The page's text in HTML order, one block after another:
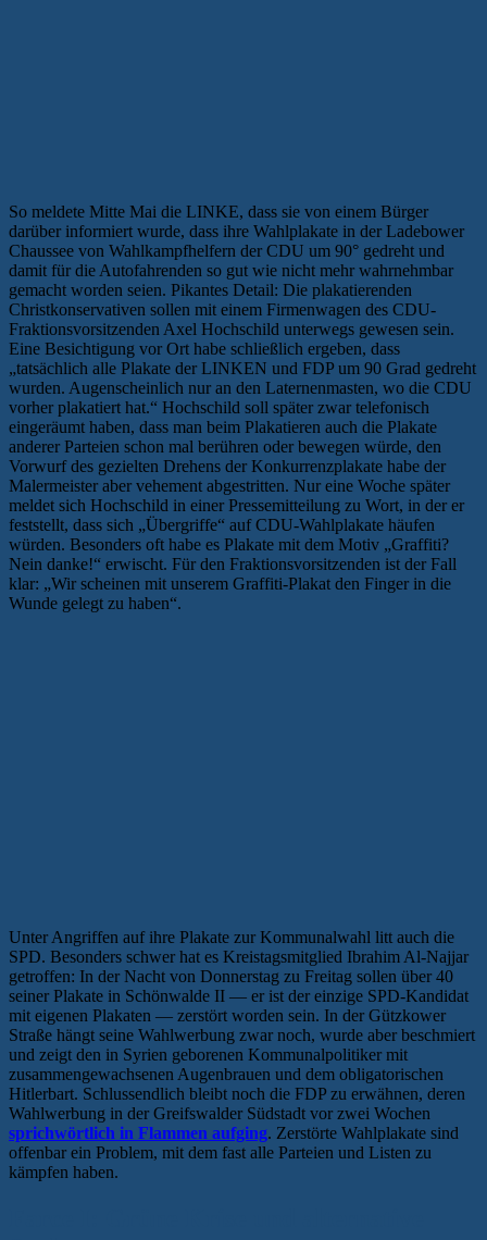
So meldete Mitte Mai die LINKE, dass sie von einem Bürger
darüber informiert wurde, dass ihre Wahlplakate in der Ladebower
Chaussee von Wahlkampfhelfern der CDU um 90° gedreht und
damit für die Autofahrenden so gut wie nicht mehr wahrnehmbar
gemacht worden seien. Pikantes Detail: Die plakatierenden
Christkonservativen sollen mit einem Firmenwagen des CDU-
Fraktionsvorsitzenden Axel Hochschild unterwegs gewesen sein.
Eine Besichtigung vor Ort habe schließlich ergeben, dass
„tatsächlich alle Plakate der LINKEN und FDP um 90 Grad gedreht
wurden. Augenscheinlich nur an den Laternenmasten, wo die CDU
vorher plakatiert hat.“ Hochschild soll später zwar telefonisch
eingeräumt haben, dass man beim Plakatieren auch die Plakate
anderer Parteien schon mal berühren oder bewegen würde, den
Vorwurf des gezielten Drehens der Konkurrenzplakate habe der
Malermeister aber vehement abgestritten. Nur eine Woche später
meldet sich Hochschild in einer Pressemitteilung zu Wort, in der er
feststellt, dass sich „Übergriffe“ auf CDU-Wahlplakate häufen
würden. Besonders oft habe es Plakate mit dem Motiv „Graffiti?
Nein danke!“ erwischt. Für den Fraktionsvorsitzenden ist der Fall
klar: „Wir scheinen mit unserem Graffiti-Plakat den Finger in die
Wunde gelegt zu haben“.
Unter Angriffen auf ihre Plakate zur Kommunalwahl litt auch die
SPD. Besonders schwer hat es Kreistagsmitglied Ibrahim Al-Najjar
getroffen: In der Nacht von Donnerstag zu Freitag sollen über 40
seiner Plakate in Schönwalde II — er ist der einzige SPD-Kandidat
mit eigenen Plakaten — zerstört worden sein. In der Gützkower
Straße hängt seine Wahlwerbung zwar noch, wurde aber beschmiert
und zeigt den in Syrien geborenen Kommunalpolitiker mit
zusammengewachsenen Augenbrauen und dem obligatorischen
Hitlerbart. Schlussendlich bleibt noch die FDP zu erwähnen, deren
Wahlwerbung in der Greifswalder Südstadt vor zwei Wochen
sprichwörtlich in Flammen aufging. Zerstörte Wahlplakate sind
offenbar ein Problem, mit dem fast alle Parteien und Listen zu
kämpfen haben.